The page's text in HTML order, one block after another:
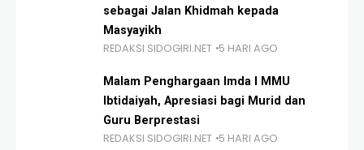
sebagai Jalan Khidmah kepada
Masyayikh
REDAKSI SIDOGIRI.NET 5 HARI AGO
Malam Penghargaan Imda I MMU
Ibtidaiyah, Apresiasi bagi Murid dan
Guru Berprestasi
REDAKSI SIDOGIRI.NET 5 HARI AGO